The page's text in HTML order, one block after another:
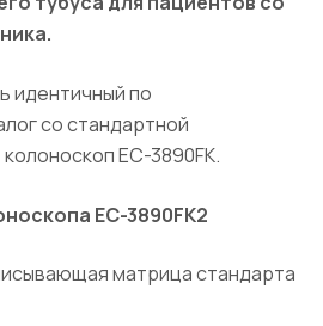
идентичный по
со стандартной
EC-3890FK.
EC-3890FK2
матрица стандарта